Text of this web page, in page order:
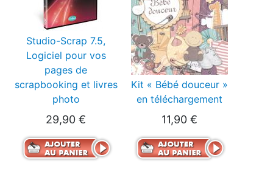
Studio-Scrap 7.5,
Logiciel pour vos
pages de
scrapbooking et livres
photo
29,90 €
Kit « Bébé douceur »
en téléchargement
11,90 €